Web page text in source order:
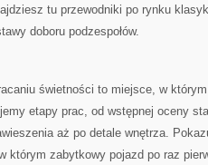
tu przewodniki po rynku
doboru podzespołów.
świetności to miejsce, w
etapy prac, od wstępnej oceny
aż po detale wnętrza.
którym zabytkowy pojazd po raz